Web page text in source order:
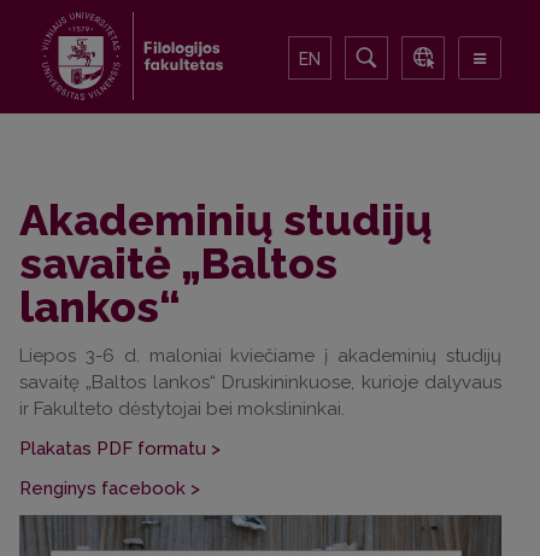
EN
Akademinių studijų
savaitė „Baltos
lankos“
Liepos 3-6 d. maloniai kviečiame į akademinių studijų
savaitę „Baltos lankos“ Druskininkuose, kurioje dalyvaus
ir Fakulteto dėstytojai bei mokslininkai.
Plakatas PDF formatu >
Renginys facebook >